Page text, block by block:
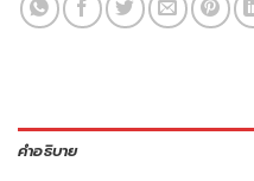
คำอธิบาย